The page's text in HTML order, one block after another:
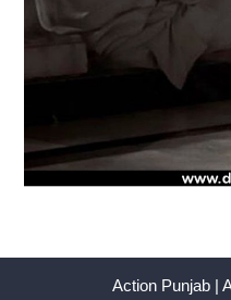
Action Punjab |